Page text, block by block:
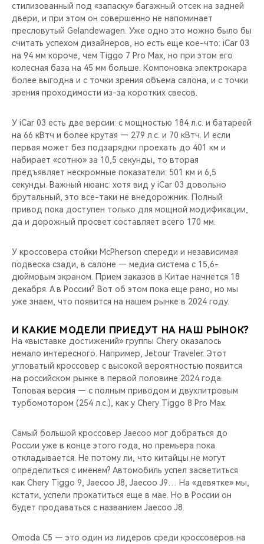
стилизованный под «запаску» багажный отсек на задней
двери, и при этом он совершенно не напоминает
пресловутый Gelandewagen. Уже одно это можно было бы
считать успехом дизайнеров, но есть еще кое-что: iCar 03
на 94 мм короче, чем Tiggo 7 Pro Max, но при этом его
колесная база на 45 мм больше. Компоновка электрокара
более выгодна и с точки зрения объема салона, и с точки
зрения проходимости из-за коротких свесов.
У iCar 03 есть две версии: с мощностью 184 л.с. и батареей
на 66 кВтч и более крутая — 279 л.с. и 70 кВтч. И если
первая может без подзарядки проехать до 401 км и
набирает «сотню» за 10,5 секунды, то вторая
предъявляет нескромные показатели: 501 км и 6,5
секунды. Важный нюанс: хотя вид у iCar 03 довольно
брутальный, это все-таки не внедорожник. Полный
привод пока доступен только для мощной модификации,
да и дорожный просвет составляет всего 170 мм.
У кроссовера стойки McPherson спереди и независимая
подвеска сзади, в салоне — медиа система с 15,6-
дюймовым экраном. Прием заказов в Китае начнется 18
декабря. А в России? Вот об этом пока еще рано, но мы
уже знаем, что появится на нашем рынке в 2024 году.
И КАКИЕ МОДЕЛИ ПРИЕДУТ НА НАШ РЫНОК?
На «выставке достижений» группы Chery оказалось
немало интересного. Например, Jetour Traveler. Этот
угловатый кроссовер с высокой вероятностью появится
на российском рынке в первой половине 2024 года.
Топовая версия — с полным приводом и двухлитровым
турбомотором (254 л.с.), как у Chery Tiggo 8 Pro Max.
Самый большой кроссовер Jaecoo мог добраться до
России уже в конце этого года, но премьера пока
откладывается. Не потому ли, что китайцы не могут
определиться с именем? Автомобиль успел засветиться
как Chery Tiggo 9, Jaecoo J8, Jaecoo J9… На «девятке» мы,
кстати, успели прокатиться еще в мае. Но в России он
будет продаваться с названием Jaecoo J8.
Omoda С5 — это один из лидеров среди кроссоверов на